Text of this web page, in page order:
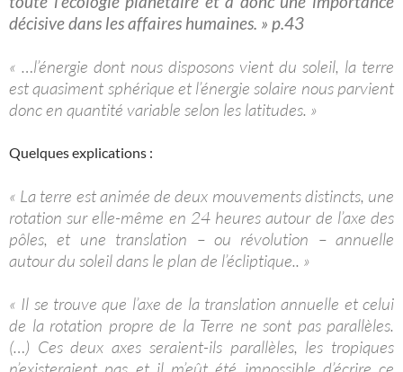
décisive dans les affaires humaines. » p.43
« …l’énergie dont nous disposons vient du soleil, la terre
est quasiment sphérique et l’énergie solaire nous parvient
donc en quantité variable selon les latitudes. »
Quelques explications :
« La terre est animée de deux mouvements distincts, une
rotation sur elle-même en 24 heures autour de l’axe des
pôles, et une translation – ou révolution – annuelle
autour du soleil dans le plan de l’écliptique.. »
« Il se trouve que l’axe de la translation annuelle et celui
de la rotation propre de la Terre ne sont pas parallèles.
(…) Ces deux axes seraient-ils parallèles, les tropiques